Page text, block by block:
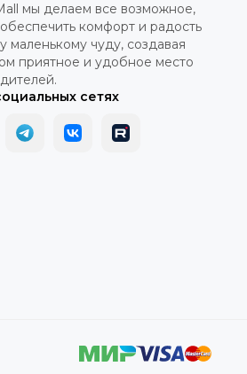
мы делаем все возможное,
комфорт и радость
маленькому чуду, создавая
приятное и удобное место
сетях